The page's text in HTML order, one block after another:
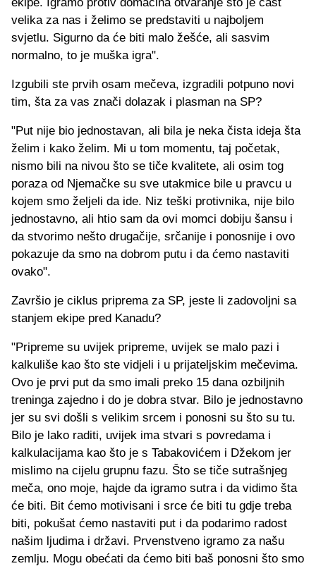
velika za nas i želimo se predstaviti u najboljem
svjetlu. Sigurno da će biti malo žešće, ali sasvim
normalno, to je muška igra".
Izgubili ste prvih osam mečeva, izgradili potpuno novi
tim, šta za vas znači dolazak i plasman na SP?
"Put nije bio jednostavan, ali bila je neka čista ideja šta
želim i kako želim. Mi u tom momentu, taj početak,
nismo bili na nivou što se tiče kvalitete, ali osim tog
poraza od Njemačke su sve utakmice bile u pravcu u
kojem smo željeli da ide. Niz teški protivnika, nije bilo
jednostavno, ali htio sam da ovi momci dobiju šansu i
da stvorimo nešto drugačije, srčanije i ponosnije i ovo
pokazuje da smo na dobrom putu i da ćemo nastaviti
ovako".
Završio je ciklus priprema za SP, jeste li zadovoljni sa
stanjem ekipe pred Kanadu?
"Pripreme su uvijek pripreme, uvijek se malo pazi i
kalkuliše kao što ste vidjeli i u prijateljskim mečevima.
Ovo je prvi put da smo imali preko 15 dana ozbiljnih
treninga zajedno i do je dobra stvar. Bilo je jednostavno
jer su svi došli s velikim srcem i ponosni su što su tu.
Bilo je lako raditi, uvijek ima stvari s povredama i
kalkulacijama kao što je s Tabakovićem i Džekom jer
mislimo na cijelu grupnu fazu. Što se tiče sutrašnjeg
meča, ono moje, hajde da igramo sutra i da vidimo šta
će biti. Bit ćemo motivisani i srce će biti tu gdje treba
biti, pokušat ćemo nastaviti put i da podarimo radost
našim ljudima i državi. Prvenstveno igramo za našu
zemlju. Mogu obećati da ćemo biti baš ponosni što smo